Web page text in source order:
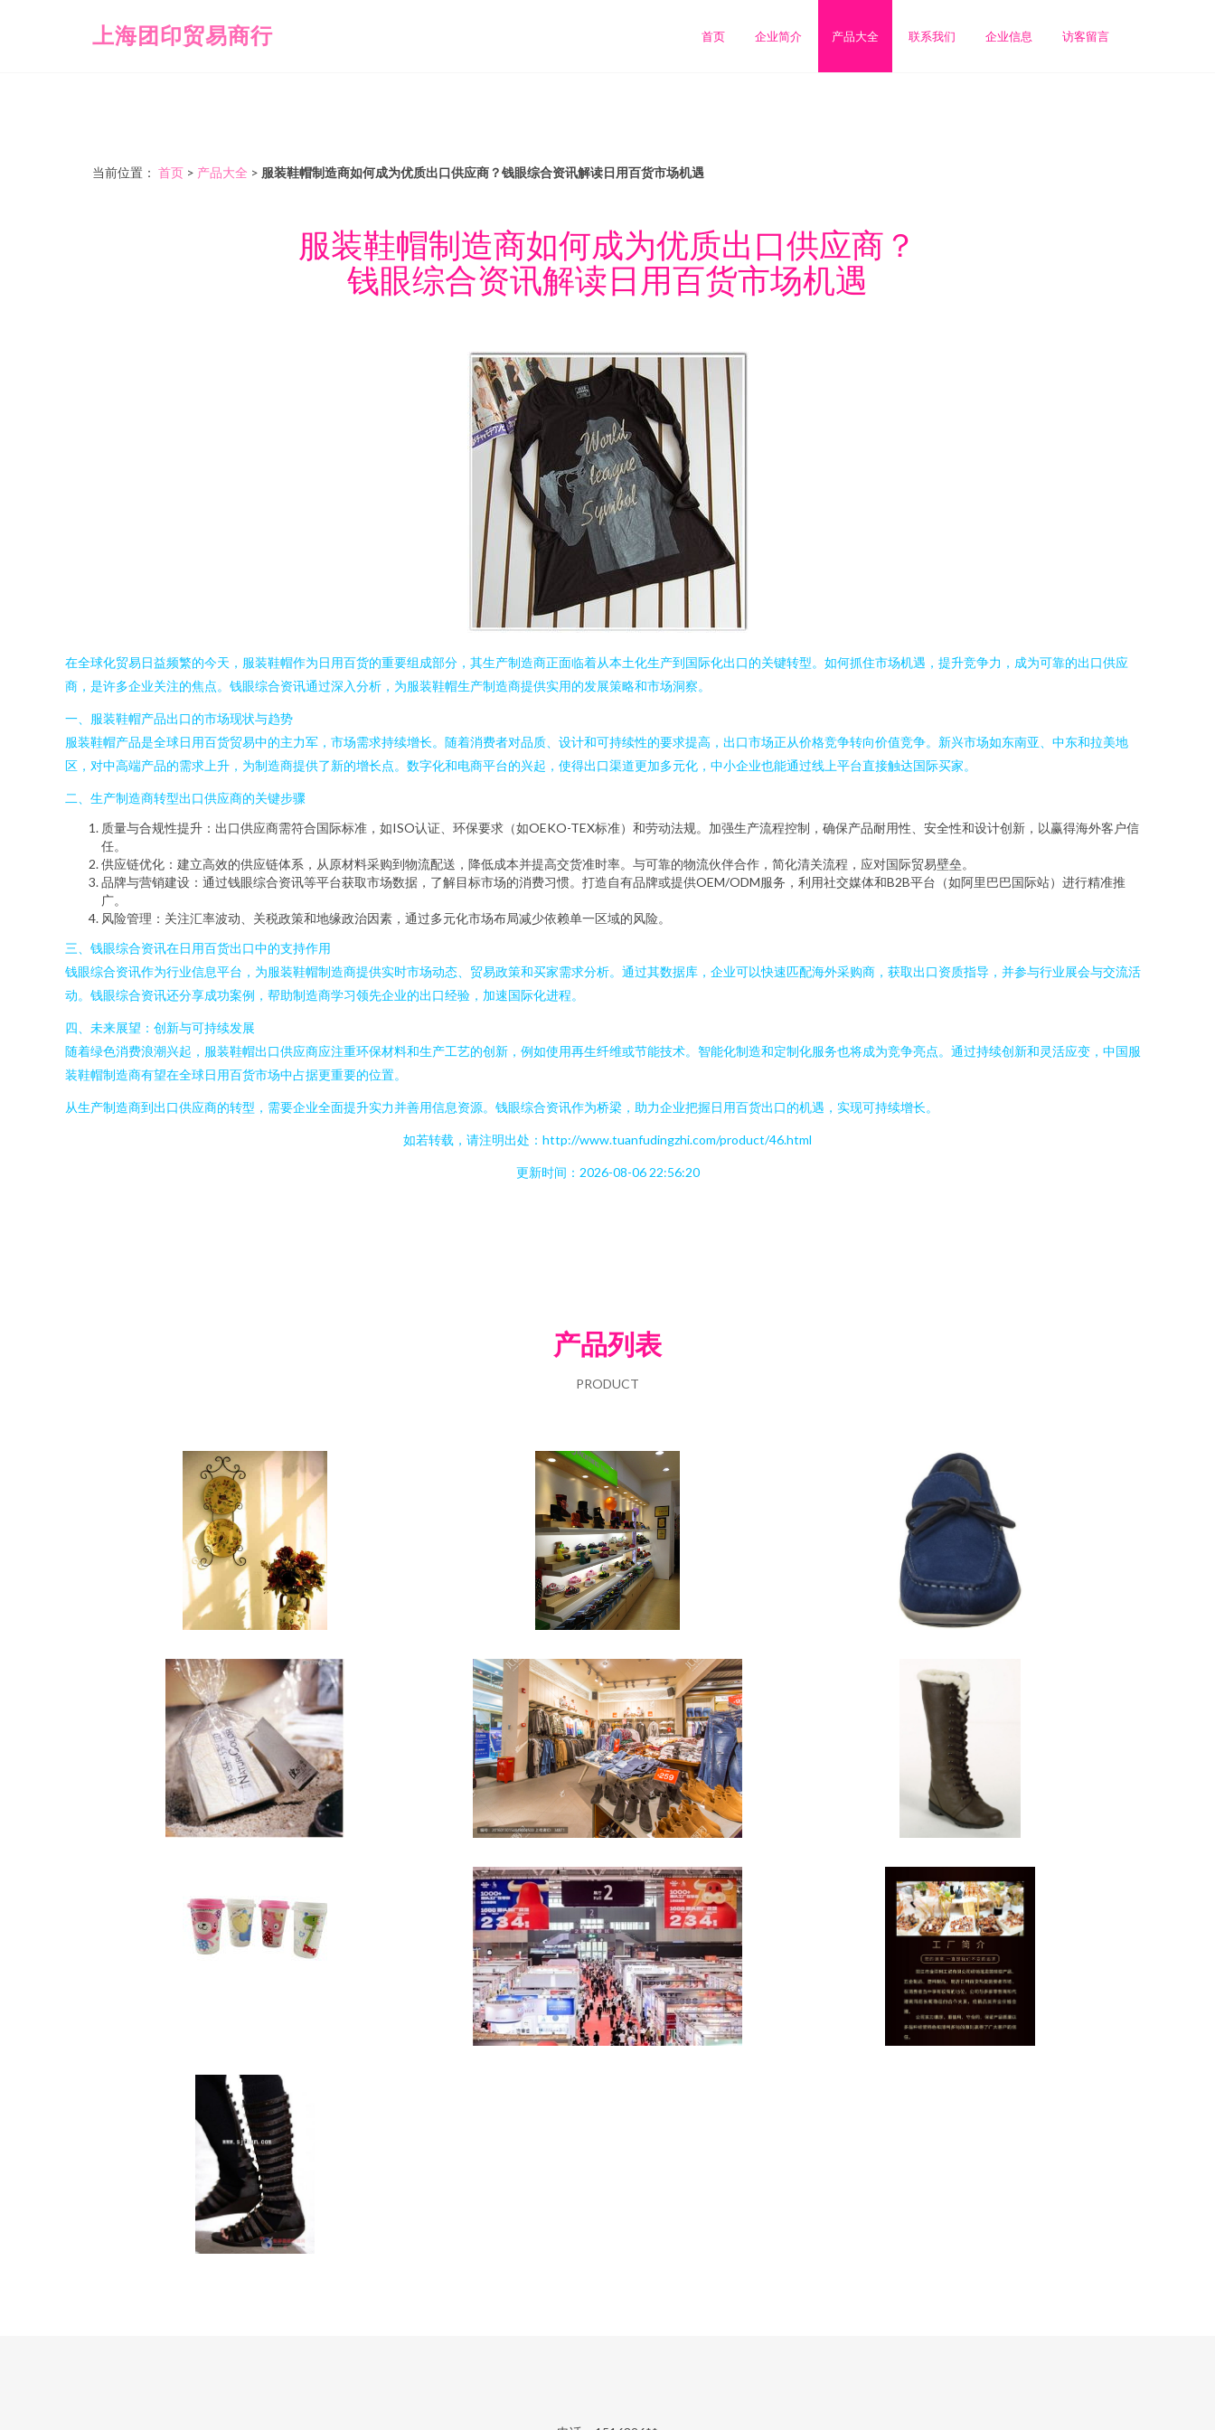
上海团印贸易商行 首页 企业简介 产品大全 联系我们 企业信息 访客留言
当前位置： 首页 > 产品大全 > 服装鞋帽制造商如何成为优质出口供应商？钱眼综合资讯解读日用百货市场机遇
服装鞋帽制造商如何成为优质出口供应商？
钱眼综合资讯解读日用百货市场机遇
在全球化贸易日益频繁的今天，服装鞋帽作为日用百货的重要组成部分，其生产制造商正面临着从本土化生产到国际化出口的关键转型。如何抓住市场机遇，提升竞争力，成为可靠的出口供应
商，是许多企业关注的焦点。钱眼综合资讯通过深入分析，为服装鞋帽生产制造商提供实用的发展策略和市场洞察。
一、服装鞋帽产品出口的市场现状与趋势
服装鞋帽产品是全球日用百货贸易中的主力军，市场需求持续增长。随着消费者对品质、设计和可持续性的要求提高，出口市场正从价格竞争转向价值竞争。新兴市场如东南亚、中东和拉美地
区，对中高端产品的需求上升，为制造商提供了新的增长点。数字化和电商平台的兴起，使得出口渠道更加多元化，中小企业也能通过线上平台直接触达国际买家。
二、生产制造商转型出口供应商的关键步骤
质量与合规性提升：出口供应商需符合国际标准，如ISO认证、环保要求（如OEKO-TEX标准）和劳动法规。加强生产流程控制，确保产品耐用性、安全性和设计创新，以赢得海外客户信
任。
供应链优化：建立高效的供应链体系，从原材料采购到物流配送，降低成本并提高交货准时率。与可靠的物流伙伴合作，简化清关流程，应对国际贸易壁垒。
品牌与营销建设：通过钱眼综合资讯等平台获取市场数据，了解目标市场的消费习惯。打造自有品牌或提供OEM/ODM服务，利用社交媒体和B2B平台（如阿里巴巴国际站）进行精准推
广。
风险管理：关注汇率波动、关税政策和地缘政治因素，通过多元化市场布局减少依赖单一区域的风险。
三、钱眼综合资讯在日用百货出口中的支持作用
钱眼综合资讯作为行业信息平台，为服装鞋帽制造商提供实时市场动态、贸易政策和买家需求分析。通过其数据库，企业可以快速匹配海外采购商，获取出口资质指导，并参与行业展会与交流活
动。钱眼综合资讯还分享成功案例，帮助制造商学习领先企业的出口经验，加速国际化进程。
四、未来展望：创新与可持续发展
随着绿色消费浪潮兴起，服装鞋帽出口供应商应注重环保材料和生产工艺的创新，例如使用再生纤维或节能技术。智能化制造和定制化服务也将成为竞争亮点。通过持续创新和灵活应变，中国服
装鞋帽制造商有望在全球日用百货市场中占据更重要的位置。
从生产制造商到出口供应商的转型，需要企业全面提升实力并善用信息资源。钱眼综合资讯作为桥梁，助力企业把握日用百货出口的机遇，实现可持续增长。
如若转载，请注明出处：http://www.tuanfudingzhi.com/product/46.html
更新时间：2026-08-06 22:56:20
产品列表
PRODUCT